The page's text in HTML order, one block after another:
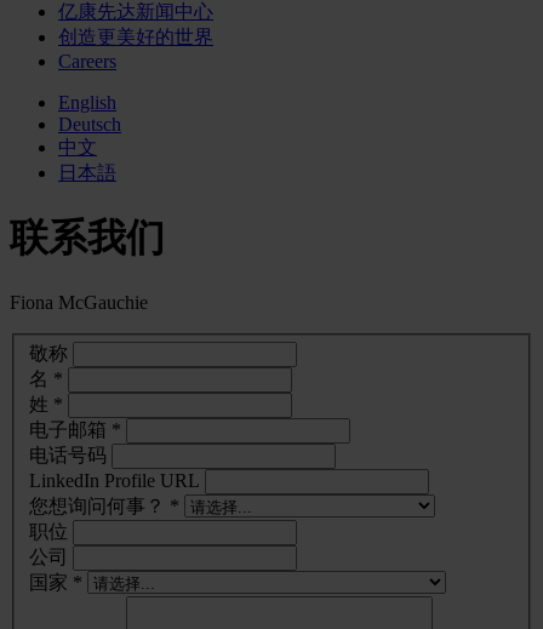
亿康先达新闻中心
创造更美好的世界
Careers
English
Deutsch
中文
日本語
联系我们
Fiona McGauchie
敬称
名 *
姓 *
电子邮箱 *
电话号码
LinkedIn Profile URL
您想询问何事？ *
职位
公司
国家 *